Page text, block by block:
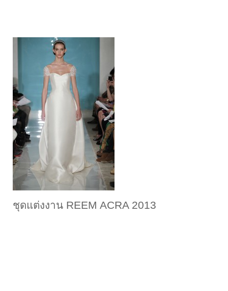
ชุดแต่งงาน REEM ACRA 2013